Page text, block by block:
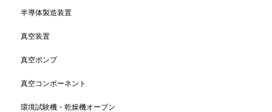
半導体製造装置
真空装置
真空ポンプ
真空コンポーネント
環境試験機・乾燥機オーブン